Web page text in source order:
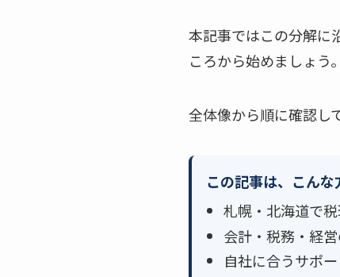
本記事ではこの分解に
ころから始めましょう
全体像から順に確認し
この記事は、こん
札幌・北海道で
会計・税務・経
自社に合うサポ